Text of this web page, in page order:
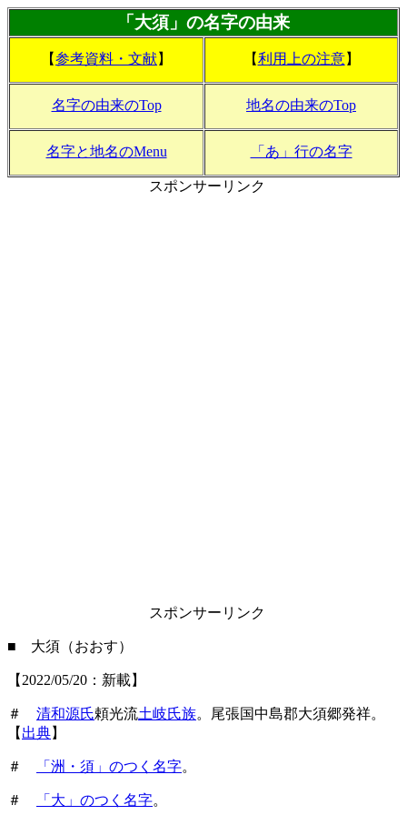
「大須」の名字の由来
【参考資料・文献】 【利用上の注意】
名字の由来のTop 地名の由来のTop
名字と地名のMenu 「あ」行の名字
スポンサーリンク
スポンサーリンク
■ 大須（おおす）
【2022/05/20：新載】
＃ 清和源氏頼光流土岐氏族。尾張国中島郡大須郷発祥。
【 出典】
＃ 「洲・須」のつく名字。
＃ 「大」のつく名字。